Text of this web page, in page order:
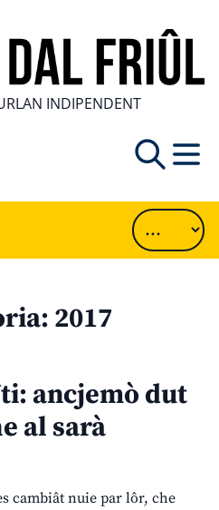
INDIPENDENT
2017
ancjemò dut
al sarà
cambiât nuie par lôr, che